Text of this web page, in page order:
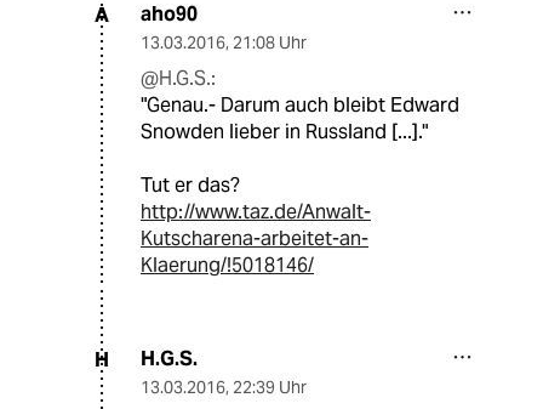
A aho90
13.03.2016, 21:08 Uhr
@H.G.S.:
"Genau.- Darum auch bleibt Edward
Snowden lieber in Russland [...]."
Tut er das?
http://www.taz.de/Anwalt-
Kutscharena-arbeitet-an-
Klaerung/!5018146/
H H.G.S.
13.03.2016, 22:39 Uhr